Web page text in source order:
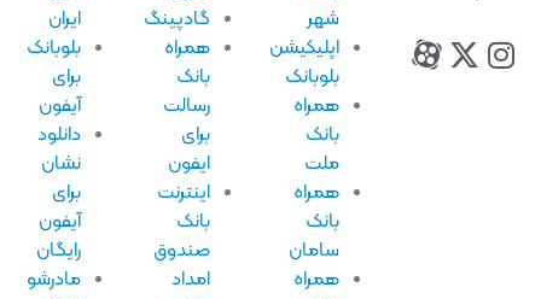
اپلیکیشن
بلوبانک
همراه
همراه
سامان
همراه
گادپینگ
همراه
رسالت
ایفون
اینترنت
صندوق
امداد
بلوبانک
آیفون
دانلود
نشان
آیفون
رایگان
مادرشو